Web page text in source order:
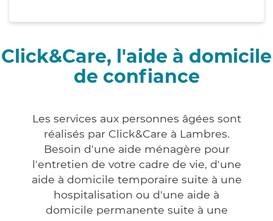
Click&Care, l'aide à domicile
de confiance
Les services aux personnes âgées sont
réalisés par Click&Care à Lambres.
Besoin d'une aide ménagère pour
l'entretien de votre cadre de vie, d'une
aide à domicile temporaire suite à une
hospitalisation ou d'une aide à
domicile permanente suite à une